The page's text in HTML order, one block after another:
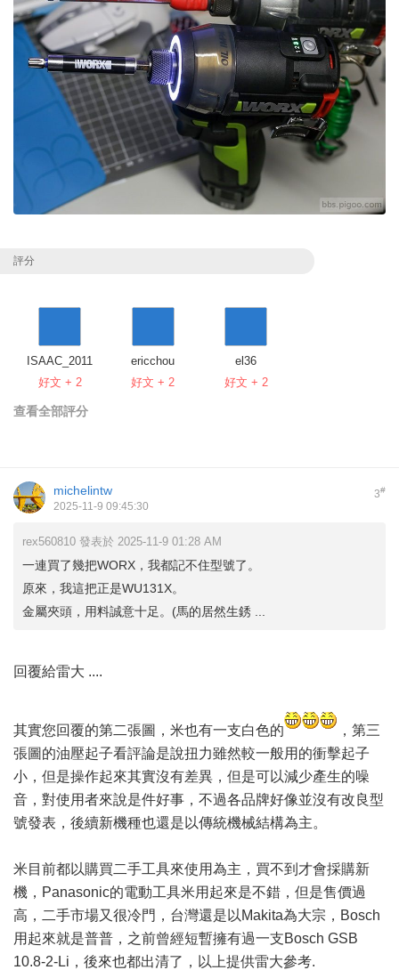
評分
ISAAC_2011
好文 + 2
ericchou
好文 + 2
el36
好文 + 2
查看全部評分
3#
michelintw
2025-11-9 09:45:30
rex560810 發表於 2025-11-9 01:28 AM
一連買了幾把WORX，我都記不住型號了。
原來，我這把正是WU131X。
金屬夾頭，用料誠意十足。(馬的居然生銹 ...
回覆給雷大 ....
其實您回覆的第二張圖，米也有一支白色的
，第三
張圖的油壓起子看評論是說扭力雖然較一般用的衝擊起子
小，但是操作起來其實沒有差異，但是可以減少產生的噪
音，對使用者來說是件好事，不過各品牌好像並沒有改良型
號發表，後續新機種也還是以傳統機械結構為主。
米目前都以購買二手工具來使用為主，買不到才會採購新
機，Panasonic的電動工具米用起來是不錯，但是售價過
高，二手市場又很冷門，台灣還是以Makita為大宗，Bosch
用起來就是普普，之前曾經短暫擁有過一支Bosch GSB
10.8-2-Li，後來也都出清了，以上提供雷大參考.